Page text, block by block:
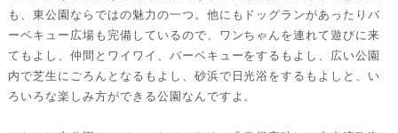
も、東公園ならではの魅力の一つ。他にもドッグランがあったりバ
ーベキュー広場も完備しているので、ワンちゃんを連れて遊びに来
てもよし、仲間とワイワイ、バーベキューをするもよし、広い公園
内で芝生にごろんとなるもよし、砂浜で日光浴をするもよしと、い
ろいろな楽しみ方ができる公園なんですよ。